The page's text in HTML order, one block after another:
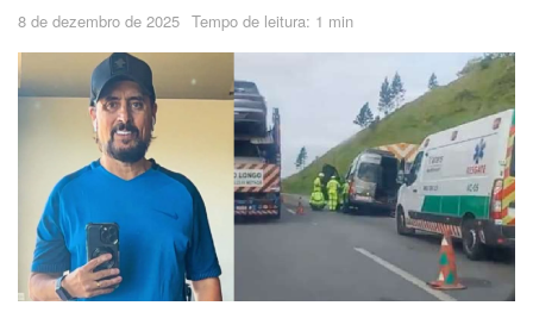
8 de dezembro de 2025 Tempo de leitura: 1 min